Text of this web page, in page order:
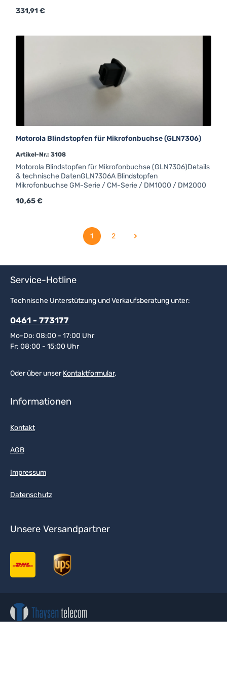
garantiert es optimale Kompatibilität und dauerhaft
Regulärer Preis:
331,91 €
Motorola Blindstopfen für Mikrofonbuchse (GLN7306)
Artikel-Nr.: 3108
Motorola Blindstopfen für Mikrofonbuchse (GLN7306)Details
& technische DatenGLN7306A Blindstopfen
Mikrofonbuchse GM-Serie / CM-Serie / DM1000 / DM2000
Regulärer Preis:
10,65 €
Seite
1
Seite
2
Service-Hotline
Technische Unterstützung und Verkaufsberatung unter:
0461 - 773177
Mo-Do: 08:00 - 17:00 Uhr
Fr: 08:00 - 15:00 Uhr
Oder über unserKontaktformular.
Informationen
Kontakt
AGB
Impressum
Datenschutz
Unsere Versandpartner